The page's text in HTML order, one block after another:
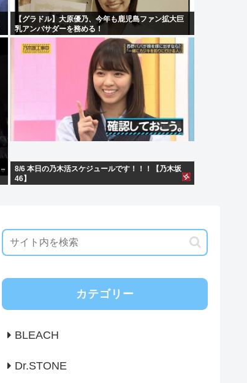
【グラドル】大原優乃、今年も鹿児島ファン拡大巨
乳アンバサダーを務める！
8/6 本日の乃木活スケジュールです！！！【乃木坂
46】
カテゴリー
BLEACH
Dr.STONE